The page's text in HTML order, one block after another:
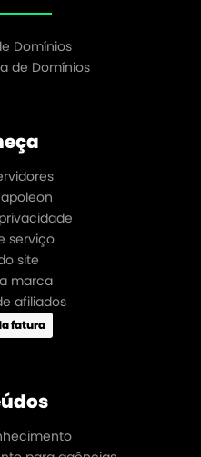
Domínios
de Domínios
serviço
site
marca
afiliados
fatura